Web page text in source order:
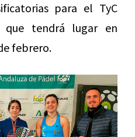
para el TyC
que tendrá lugar en
febrero.